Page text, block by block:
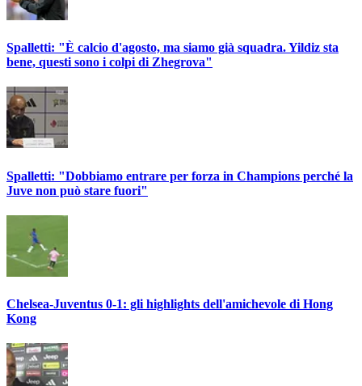
Spalletti: "È calcio d'agosto, ma siamo già squadra. Yildiz sta
bene, questi sono i colpi di Zhegrova"
Spalletti: "Dobbiamo entrare per forza in Champions perché la
Juve non può stare fuori"
Chelsea-Juventus 0-1: gli highlights dell'amichevole di Hong
Kong